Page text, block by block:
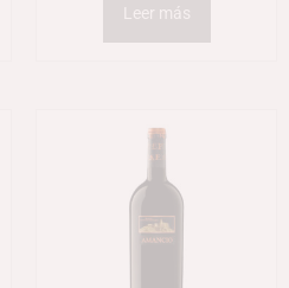
Leer más